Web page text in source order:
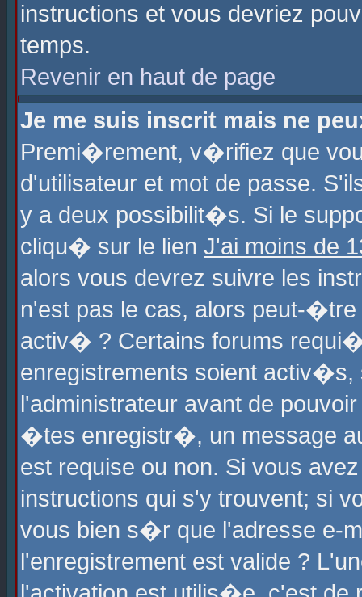
instructions et vous devriez
temps.
Revenir en haut de page
Je me suis inscrit mais ne
Premi�rement, v�rifiez que
d'utilisateur et mot de passe.
y a deux possibilit�s. Si le
cliqu� sur le lien J'ai moins de
alors vous devrez suivre les
n'est pas le cas, alors peut-
activ� ? Certains forums
enregistrements soient
l'administrateur avant de
�tes enregistr�, un message
est requise ou non. Si vous
instructions qui s'y trouvent; si
vous bien s�r que l'adresse e-
l'enregistrement est valide ?